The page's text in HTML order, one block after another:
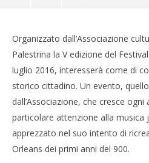
Organizzato dall’Associazione
Palestrina la V edizione del
luglio 2016, interesserà come di
storico cittadino. Un evento,
dall’Associazione, che cresce
particolare attenzione alla musica
apprezzato nel suo intento di
Orleans dei primi anni del 900.